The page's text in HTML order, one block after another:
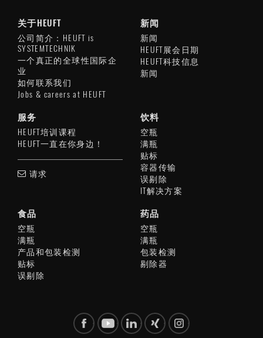
关于HEUFT
公司简介：HEUFT is
SYSTEMTECHNIK
一个真正的全球性国际企
业
如何联系我们
Jobs & careers at HEUFT
新闻
新闻
HEUFT展会日期
HEUFT科技信息
新闻
服务
HEUFT培训课程
HEUFT一直在你身边！
请求
饮料
空瓶
满瓶
贴标
容器传输
误剔除
IT解决方案
食品
空瓶
满瓶
产品和包装检测
贴标
误剔除
药品
空瓶
满瓶
包装检测
剔除器